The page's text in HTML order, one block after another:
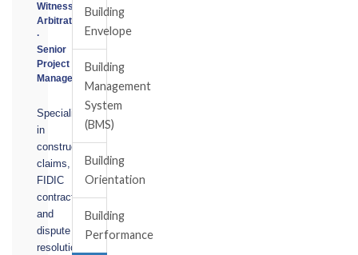
Witness
Arbitrator
·
Senior
Project
Manager
Specialising
in
construction
claims,
FIDIC
contracts,
and
dispute
resolution
Building
Envelope
Building
Management
System
(BMS)
Building
Orientation
Building
Performance